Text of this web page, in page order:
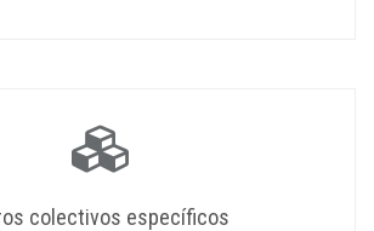
colectivos específicos